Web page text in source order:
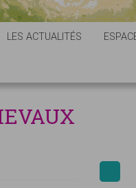
LES ACTUALITÉS